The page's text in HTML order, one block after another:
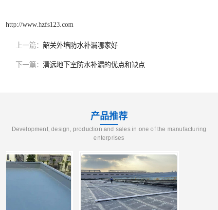
http://www.hzfs123.com
上一篇： 韶关外墙防水补漏哪家好
下一篇： 清远地下室防水补漏的优点和缺点
产品推荐
Development, design, production and sales in one of the manufacturing
enterprises